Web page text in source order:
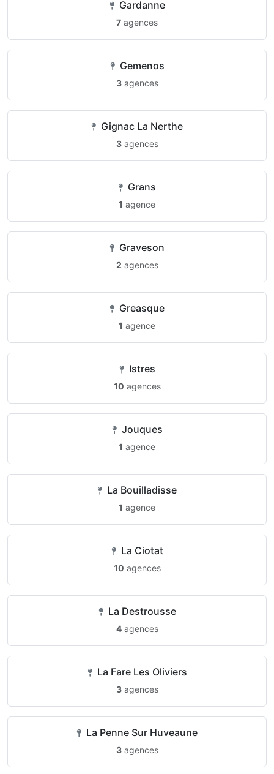
Gardanne
7 agences
Gemenos
3agences
Gignac La Nerthe
3agences
Grans
1 agence
Graveson
2 agences
Greasque
1 agence
Istres
10 agences
Jouques
1 agence
La Bouilladisse
1 agence
La Ciotat
10 agences
La Destrousse
4agences
La Fare Les Oliviers
3agences
La Penne Sur Huveaune
3agences